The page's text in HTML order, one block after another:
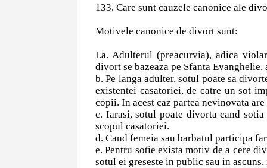
133. Care sunt cauzele canonice ale
Motivele canonice de divort sunt:
I.a. Adulterul (preacurvia), adica
divort se bazeaza pe Sfanta
b. Pe langa adulter, sotul poate sa
existentei casatoriei, de catre un sot
copii. In acest caz partea nevinovata
c. Iarasi, sotul poate divorta cand
scopul casatoriei.
d. Cand femeia sau barbatul participa
e. Pentru sotie exista motiv de a cere
sotul ei greseste in public sau in